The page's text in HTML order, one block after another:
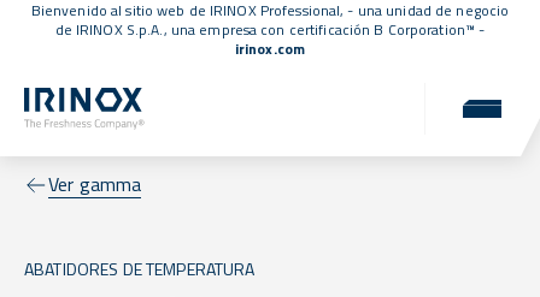
Bienvenido al sitio web de IRINOX Professional, - una unidad de negocio
de IRINOX S.p.A., una empresa con certificación B Corporation™ -
irinox.com
Ver gamma
ABATIDORES DE TEMPERATURA